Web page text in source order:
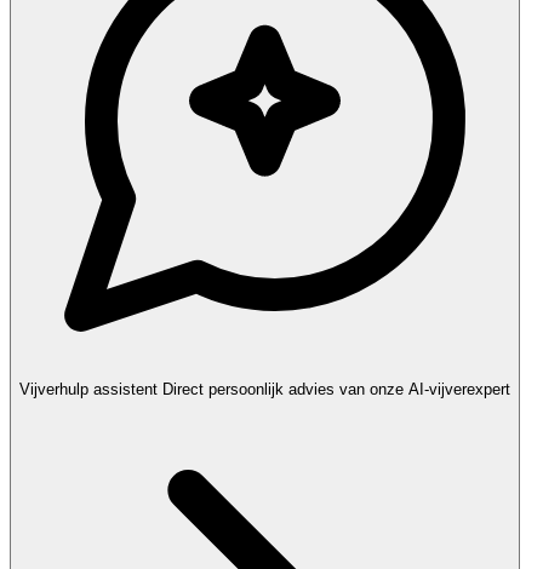
Vijverhulp assistent Direct persoonlijk advies van onze AI-vijverexpert